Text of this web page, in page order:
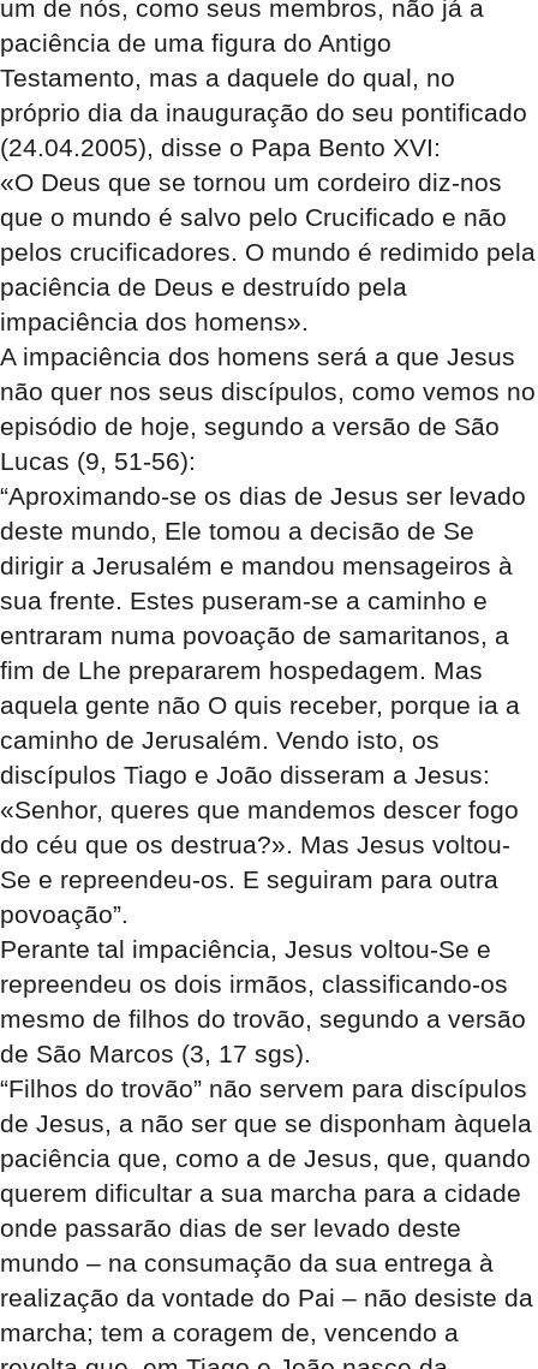
um de nós, como seus membros, não já a
paciência de uma figura do Antigo
Testamento, mas a daquele do qual, no
próprio dia da inauguração do seu pontificado
(24.04.2005), disse o Papa Bento XVI:
«O Deus que se tornou um cordeiro diz-nos
que o mundo é salvo pelo Crucificado e não
pelos crucificadores. O mundo é redimido pela
paciência de Deus e destruído pela
impaciência dos homens».
A impaciência dos homens será a que Jesus
não quer nos seus discípulos, como vemos no
episódio de hoje, segundo a versão de São
Lucas (9, 51-56):
“Aproximando-se os dias de Jesus ser levado
deste mundo, Ele tomou a decisão de Se
dirigir a Jerusalém e mandou mensageiros à
sua frente. Estes puseram-se a caminho e
entraram numa povoação de samaritanos, a
fim de Lhe prepararem hospedagem. Mas
aquela gente não O quis receber, porque ia a
caminho de Jerusalém. Vendo isto, os
discípulos Tiago e João disseram a Jesus:
«Senhor, queres que mandemos descer fogo
do céu que os destrua?». Mas Jesus voltou-
Se e repreendeu-os. E seguiram para outra
povoação”.
Perante tal impaciência, Jesus voltou-Se e
repreendeu os dois irmãos, classificando-os
mesmo de filhos do trovão, segundo a versão
de São Marcos (3, 17 sgs).
“Filhos do trovão” não servem para discípulos
de Jesus, a não ser que se disponham àquela
paciência que, como a de Jesus, que, quando
querem dificultar a sua marcha para a cidade
onde passarão dias de ser levado deste
mundo – na consumação da sua entrega à
realização da vontade do Pai – não desiste da
marcha; tem a coragem de, vencendo a